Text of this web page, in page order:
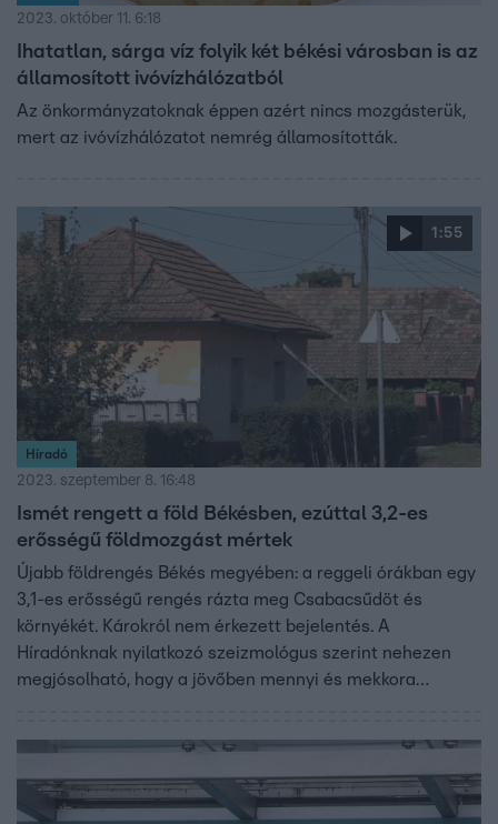
2023. október 11. 6:18
Ihatatlan, sárga víz folyik két békési városban is az
államosított ivóvízhálózatból
Az önkormányzatoknak éppen azért nincs mozgásterük,
mert az ivóvízhálózatot nemrég államosították.
1:55
Híradó
2023. szeptember 8. 16:48
Ismét rengett a föld Békésben, ezúttal 3,2-es
erősségű földmozgást mértek
Újabb földrengés Békés megyében: a reggeli órákban egy
3,1-es erősségű rengés rázta meg Csabacsűdöt és
környékét. Károkról nem érkezett bejelentés. A
Híradónknak nyilatkozó szeizmológus szerint nehezen
megjósolható, hogy a jövőben mennyi és mekkora